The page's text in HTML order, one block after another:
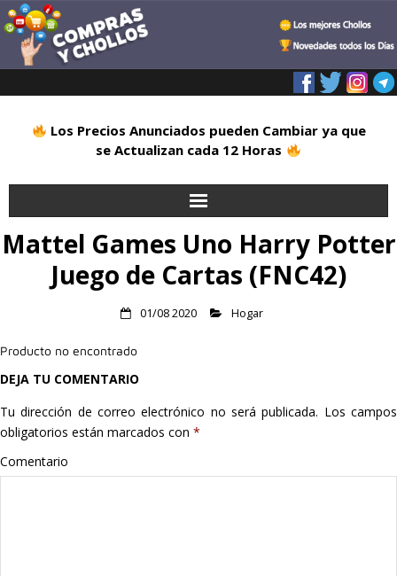
Los Precios Anunciados pueden Cambiar ya que
se Actualizan cada 12 Horas
Inicio
Alimentación
Deportes
Hogar
Informática
Mattel Games Uno Harry Potter
Juego de Cartas (FNC42)
01/08 2020 Hogar
Producto no encontrado
DEJA TU COMENTARIO
Tu dirección de correo electrónico no será publicada. Los campos
obligatorios están marcados con *
Comentario